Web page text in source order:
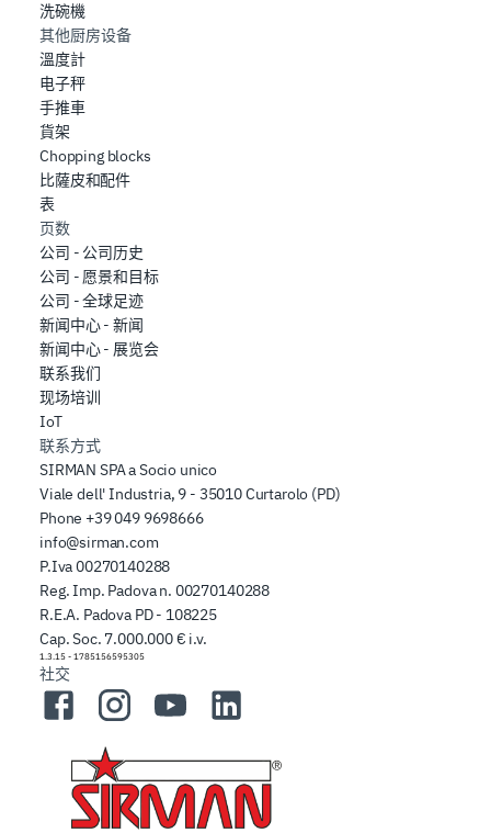
洗碗機
其他厨房设备
溫度計
电子秤
手推車
貨架
Chopping blocks
比薩皮和配件
表
页数
公司 - 公司历史
公司 - 愿景和目标
公司 - 全球足迹
新闻中心 - 新闻
新闻中心 - 展览会
联系我们
现场培训
IoT
联系方式
SIRMAN SPA a Socio unico
Viale dell' Industria, 9 - 35010 Curtarolo (PD)
Phone +39 049 9698666
info@sirman.com
P.Iva 00270140288
Reg. Imp. Padova n. 00270140288
R.E.A. Padova PD - 108225
Cap. Soc. 7.000.000 € i.v.
1.3.15 - 1785156595305
社交
FacebookInstagramYouTubeLinkedIn